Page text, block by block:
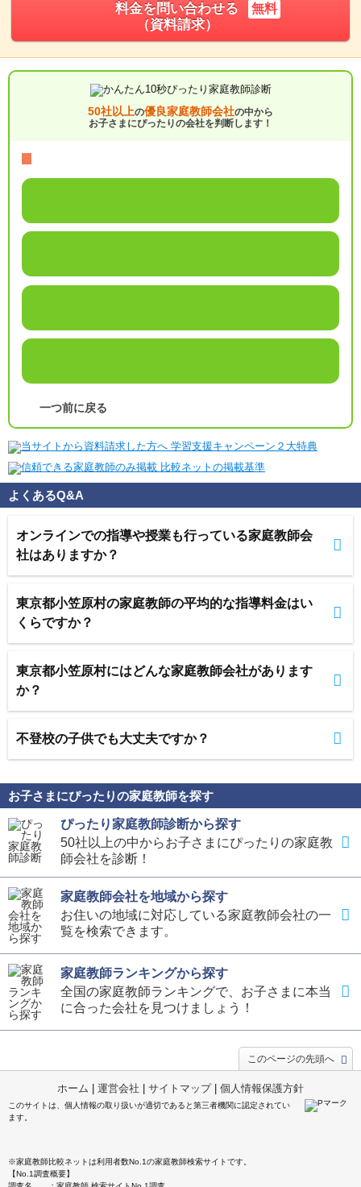
料金を問い合わせる
（資料請求）
無料
50社以上の優良家庭教師会社の中から
お子さまにぴったりの会社を判断します！
一つ前に戻る
よくあるQ&A
オンラインでの指導や授業も行っている家庭教師会
社はありますか？
東京都小笠原村の家庭教師の平均的な指導料金はい
くらですか？
東京都小笠原村にはどんな家庭教師会社があります
か？
不登校の子供でも大丈夫ですか？
お子さまにぴったりの家庭教師を探す
ぴったり家庭教師診断から探す
50社以上の中からお子さまにぴったりの家庭教
師会社を診断！
家庭教師会社を地域から探す
お住いの地域に対応している家庭教師会社の一
覧を検索できます。
家庭教師ランキングから探す
全国の家庭教師ランキングで、お子さまに本当
に合った会社を見つけましょう！
このページの先頭へ
ホーム 運営会社 サイトマップ| 個人情報保護方針
このサイトは、個人情報の取り扱いが適切であると第三者機関に認定されてい
ます。
※家庭教師比較ネットは利用者数No.1の家庭教師検索サイトです。
【No.1調査概要】